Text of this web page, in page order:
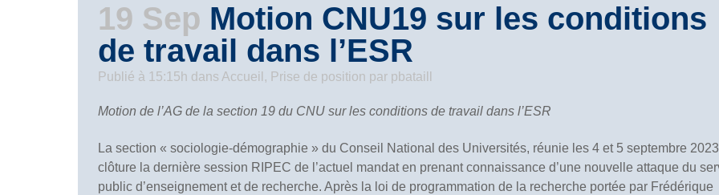
19 Sep Motion CNU19 sur les conditions
de travail dans l’ESR
Publié à 15:15h dans Accueil , Prise de position par pbataill
Motion de l’AG de la section 19 du CNU sur les conditions de travail dans l’ESR
La section « sociologie-démographie » du Conseil National des Universités, réunie les 4 et 5 septembre
clôture la dernière session RIPEC de l’actuel mandat en prenant connaissance d’une nouvelle attaque du
public d’enseignement et de recherche. Après la loi de programmation de la recherche portée par Frédérique